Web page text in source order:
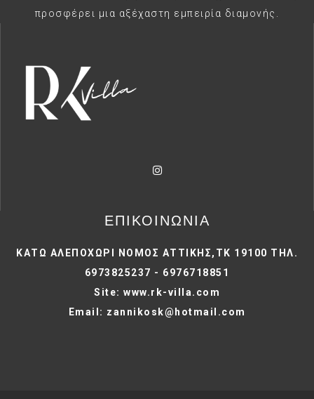
προσφέρει μια αξέχαστη εμπειρία διαμονής.
ΕΠΙΚΟΙΝΩΝΙΑ
ΚΑΤΩ ΑΛΕΠΟΧΩΡΙ ΝΟΜΟΣ ΑΤΤΙΚΗΣ,ΤΚ 19100 ΤΗΛ.
6973825237 - 6976718851
Site: www.rk-villa.com
Email: zannikosk@hotmail.com